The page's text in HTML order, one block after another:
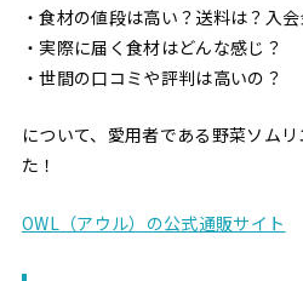
・食材の値段は高い？送料は？入
・実際に届く食材はどんな感じ？
・世間の口コミや評判は高いの？
について、愛用者である野菜ソム
た！
OWL（アウル）の公式通販サイト